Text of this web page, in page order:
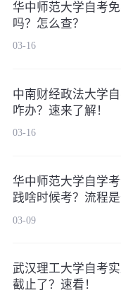
华中师范大学自考
吗？怎么查？
03-16
中南财经政法大学
咋办？速来了解！
03-16
华中师范大学自学
践啥时候考？流程是
03-09
武汉理工大学自考
截止了？速看！